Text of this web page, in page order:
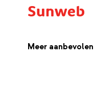
Meer